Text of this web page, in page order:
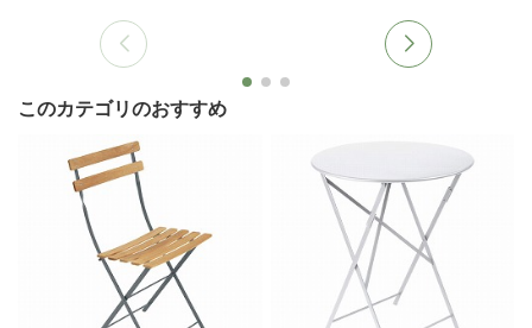
このカテゴリのおすすめ